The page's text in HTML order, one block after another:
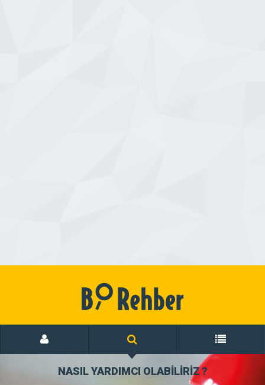
NASIL YARDIMCI OLABİLİRİZ?